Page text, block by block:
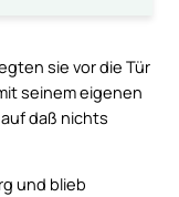
sie vor die Tür
seinem eigenen
daß nichts
und blieb